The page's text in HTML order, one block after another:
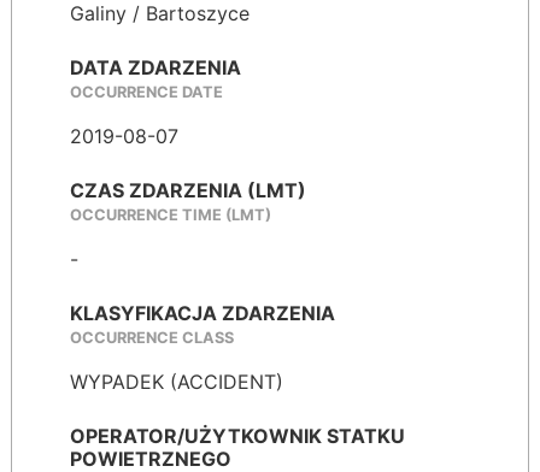
Galiny / Bartoszyce
DATA ZDARZENIA
OCCURRENCE DATE
2019-08-07
CZAS ZDARZENIA (LMT)
OCCURRENCE TIME (LMT)
-
KLASYFIKACJA ZDARZENIA
OCCURRENCE CLASS
WYPADEK (ACCIDENT)
OPERATOR/UŻYTKOWNIK STATKU
POWIETRZNEGO